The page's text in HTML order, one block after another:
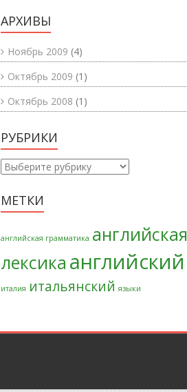
АРХИВЫ
Ноябрь 2009 (4)
Октябрь 2009 (1)
Октябрь 2008 (1)
РУБРИКИ
Рубрики
МЕТКИ
английская грамматика английская
лексика английский
италия итальянский языки